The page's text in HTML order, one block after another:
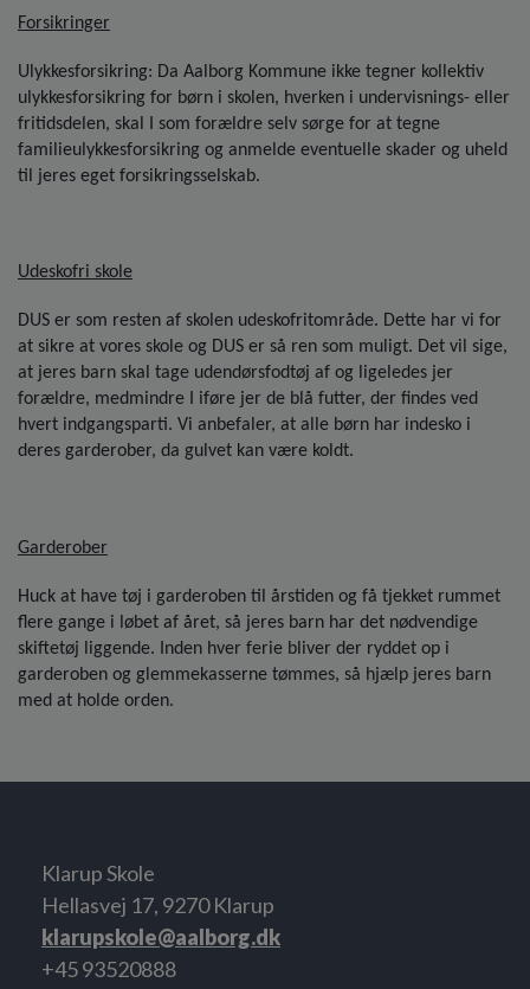
Forsikringer
Ulykkesforsikring: Da Aalborg Kommune ikke tegner kollektiv
ulykkesforsikring for børn i skolen, hverken i undervisnings- eller
fritidsdelen, skal I som forældre selv sørge for at tegne
familieulykkesforsikring og anmelde eventuelle skader og uheld
til jeres eget forsikringsselskab.
Udeskofri skole
DUS er som resten af skolen udeskofritområde. Dette har vi for
at sikre at vores skole og DUS er så ren som muligt. Det vil sige,
at jeres barn skal tage udendørsfodtøj af og ligeledes jer
forældre, medmindre I iføre jer de blå futter, der findes ved
hvert indgangsparti. Vi anbefaler, at alle børn har indesko i
deres garderober, da gulvet kan være koldt.
Garderober
Huck at have tøj i garderoben til årstiden og få tjekket rummet
flere gange i løbet af året, så jeres barn har det nødvendige
skiftetøj liggende. Inden hver ferie bliver der ryddet op i
garderoben og glemmekasserne tømmes, så hjælp jeres barn
med at holde orden.
Klarup Skole
Hellasvej 17, 9270 Klarup
klarupskole@aalborg.dk
+45 93520888